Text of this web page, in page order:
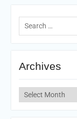
Search
for:
Archives
Archives